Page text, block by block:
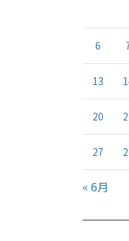
6
13
20
27
« 6月